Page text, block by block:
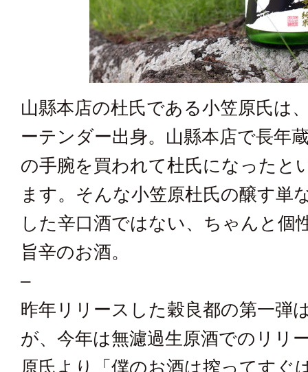
山縣本店の杜氏である小笠原氏は
ーテンダー出身。山縣本店で長年
の手腕を買われて杜氏になったと
ます。そんな小笠原杜氏の醸す単
した辛口酒ではない、ちゃんと個
旨辛のお酒。
–
昨年リリースした穀良都の第一弾
が、今年は無濾過生原酒でのリリ
原氏より「僕のお酒は搾ってすぐ